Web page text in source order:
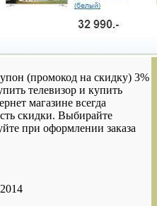
(промокод на скидку) 3%
телевизор и купить
магазине всегда
скидки. Выбирайте
при оформлении заказа